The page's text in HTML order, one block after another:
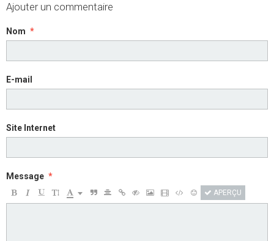
Ajouter un commentaire
Nom
E-mail
Site Internet
Message
APERÇU